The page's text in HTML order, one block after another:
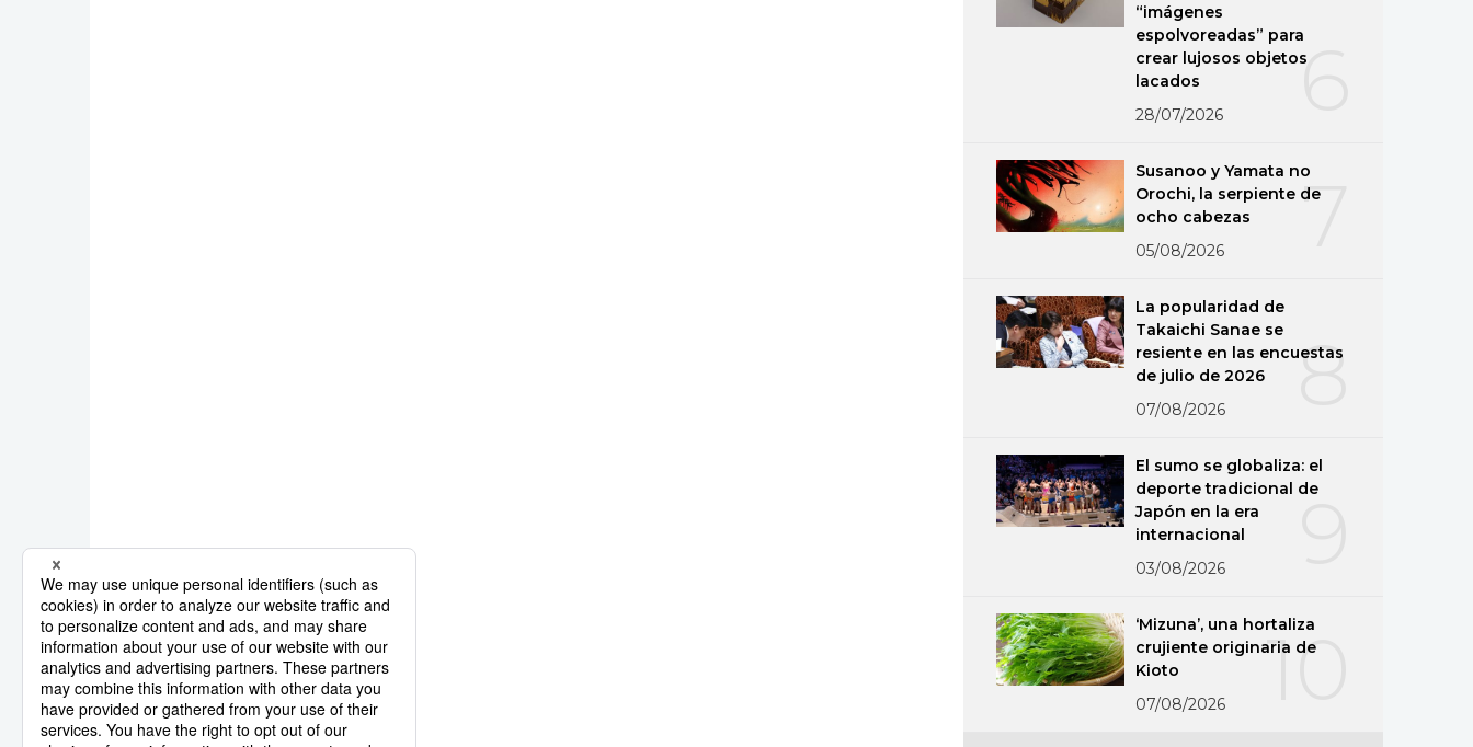
6
“imágenes
espolvoreadas” para
crear lujosos objetos
lacados
28/07/2026
7
Susanoo y Yamata no
Orochi, la serpiente de
ocho cabezas
05/08/2026
8
La popularidad de
Takaichi Sanae se
resiente en las encuestas
de julio de 2026
07/08/2026
El sumo se globaliza: el
deporte tradicional de
Japón en la era
internacional
03/08/2026
10
‘Mizuna’, una hortaliza
crujiente originaria de
Kioto
07/08/2026